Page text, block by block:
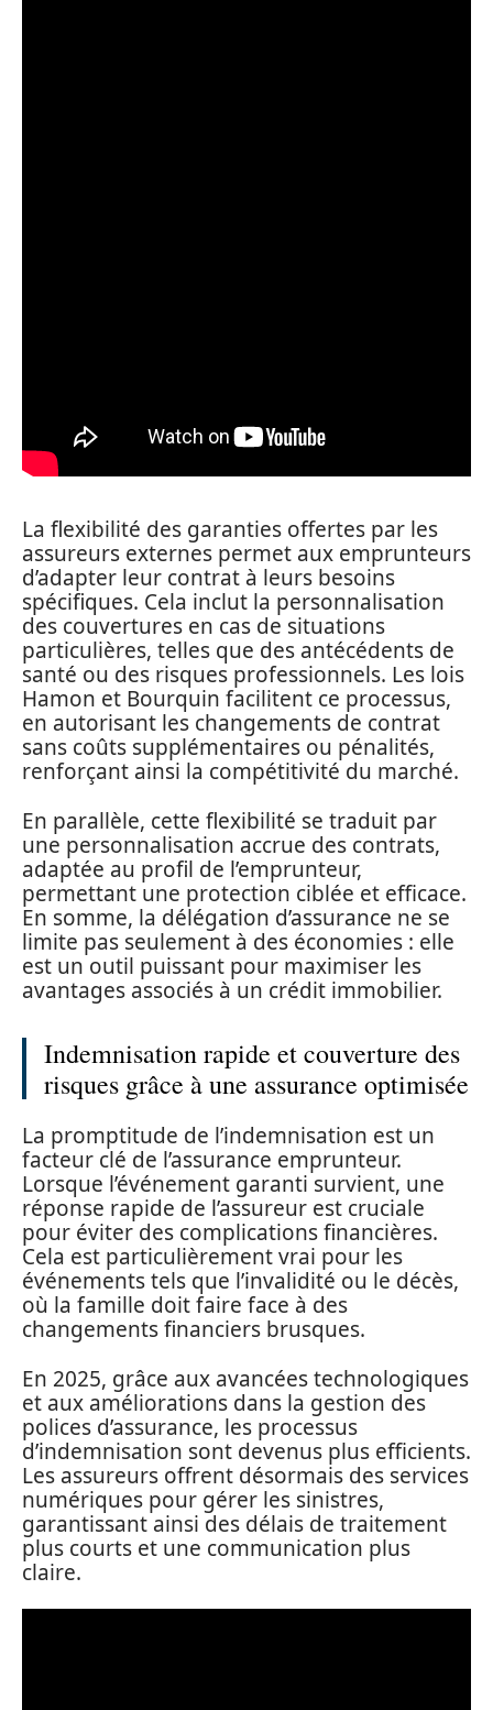
La flexibilité des garanties offertes par les
assureurs externes permet aux emprunteurs
d’adapter leur contrat à leurs besoins
spécifiques. Cela inclut la personnalisation
des couvertures en cas de situations
particulières, telles que des antécédents de
santé ou des risques professionnels. Les lois
Hamon et Bourquin facilitent ce processus,
en autorisant les changements de contrat
sans coûts supplémentaires ou pénalités,
renforçant ainsi la compétitivité du marché.
En parallèle, cette flexibilité se traduit par
une personnalisation accrue des contrats,
adaptée au profil de l’emprunteur,
permettant une protection ciblée et efficace.
En somme, la délégation d’assurance ne se
limite pas seulement à des économies : elle
est un outil puissant pour maximiser les
avantages associés à un crédit immobilier.
Indemnisation rapide et couverture des
risques grâce à une assurance optimisée
La promptitude de l’indemnisation est un
facteur clé de l’assurance emprunteur.
Lorsque l’événement garanti survient, une
réponse rapide de l’assureur est cruciale
pour éviter des complications financières.
Cela est particulièrement vrai pour les
événements tels que l’invalidité ou le décès,
où la famille doit faire face à des
changements financiers brusques.
En 2025, grâce aux avancées technologiques
et aux améliorations dans la gestion des
polices d’assurance, les processus
d’indemnisation sont devenus plus efficients.
Les assureurs offrent désormais des services
numériques pour gérer les sinistres,
garantissant ainsi des délais de traitement
plus courts et une communication plus
claire.